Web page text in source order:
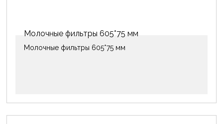
Молочные фильтры 605*75 мм
Молочные фильтры 605*75 мм